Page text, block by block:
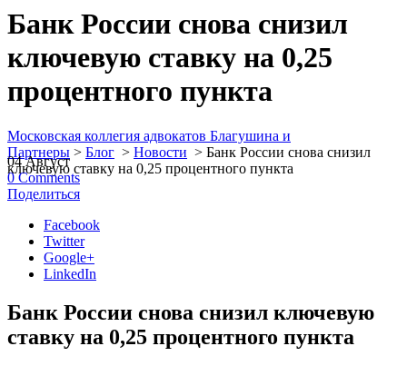
Банк России снова снизил
ключевую ставку на 0,25
процентного пункта
Московская коллегия адвокатов Благушина и
Партнеры > Блог > Новости > Банк России снова снизил
ключевую ставку на 0,25 процентного пункта
04 Август
0 Comments
Поделиться
Facebook
Twitter
Google+
LinkedIn
Банк России снова снизил ключевую
ставку на 0,25 процентного пункта